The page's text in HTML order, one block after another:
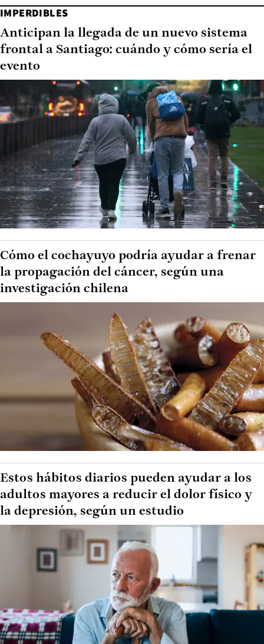
IMPERDIBLES
Anticipan la llegada de un nuevo sistema
frontal a Santiago: cuándo y cómo sería el
evento
Cómo el cochayuyo podría ayudar a frenar
la propagación del cáncer, según una
investigación chilena
Estos hábitos diarios pueden ayudar a los
adultos mayores a reducir el dolor físico y
la depresión, según un estudio